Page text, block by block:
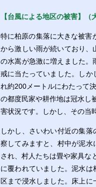
【台風による地区の被害】
特に柏原の集落に大きな被
から激しい雨が続いており
の水嵩が急激に増えました
戒に当たっていました。し
れ約200メートルにわたって
の都度民家や耕作地は冠水し
害状況です。しかし、その当
しかし、さいわい付近の集
察してみますと、村中が泥
され、村人たちは畳や家具な
に覆われていました。泥水
区まで浸水しました。床上